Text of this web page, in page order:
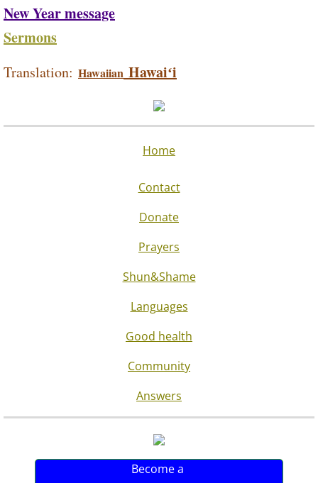
New Year message
Sermons
Translation: Hawaiian Hawaiʻi
Home
Contact
Donate
Prayers
Shun&Shame
Languages
Good health
Community
Answers
Become a